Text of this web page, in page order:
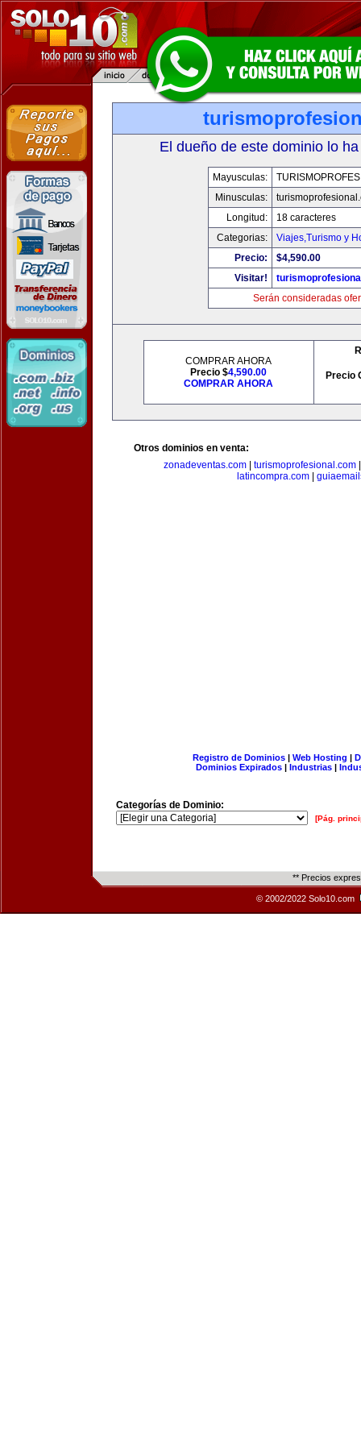
El dueño de este dominio lo
Mayusculas:
Minusculas:
Longitud:
18 caracteres
Categorias:
Viajes,Turismo y
Precio:
$4,590.00
Visitar!
Serán consideradas
COMPRAR AHORA
Precio $4,590.00
COMPRAR AHORA
Precio
Otros dominios en venta:
zonadeventas.com| turismoprofesional.com
latincompra.com|
Registro de Dominios| Web Hosting |
Dominios Expirados | Industrias |
Categorías de Dominio:
[Pág.
** Precios
© 2002/2022 Solo10.com